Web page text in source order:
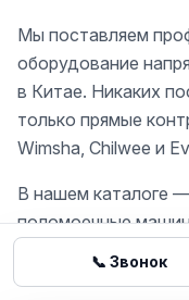
📞 Звонок
Мы поставляем
оборудование
в Китае. Никаких
только прямые
Wimsha, Chilwee и
В нашем каталоге —
поломоечные
райдеров с
подметальные